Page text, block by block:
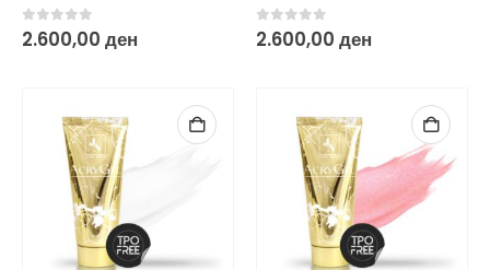
0 out of 5
2.600,00 ден 0 out of 5
2.600,00 ден